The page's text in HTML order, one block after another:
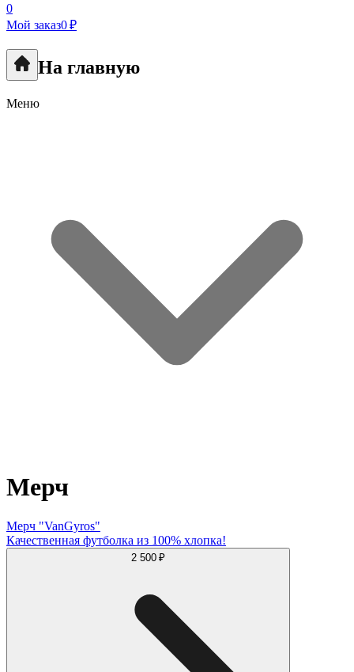
0
Мой заказ0 ₽
На главную
Меню
Мерч
Мерч "VanGyros"
Качественная футболка из 100% хлопка!
2 500 ₽